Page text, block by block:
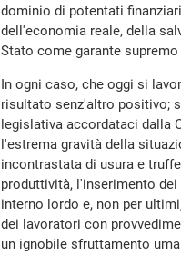
dominio di potentati
dell'economia reale, della
Stato come garante
In ogni caso, che oggi si
risultato senz'altro positivo;
legislativa accordataci dalla
l'estrema gravità della
incontrastata di usura e
produttività, l'inserimento
interno lordo e, non per
dei lavoratori con
un ignobile sfruttamento